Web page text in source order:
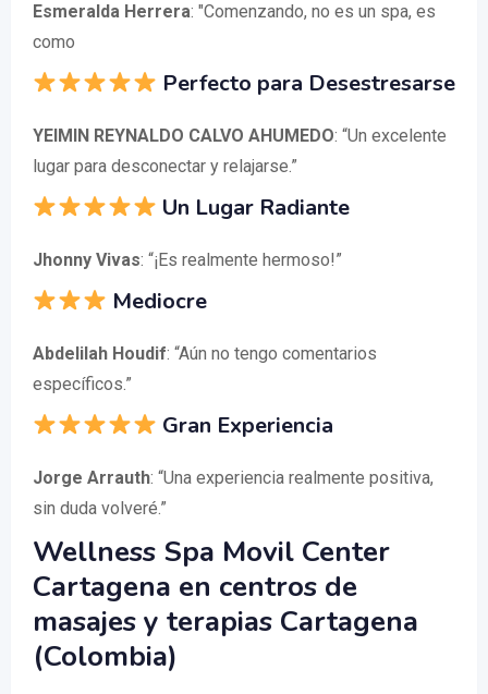
Esmeralda Herrera: "Comenzando, no es un spa, es
como
Perfecto para Desestresarse
YEIMIN REYNALDO CALVO AHUMEDO: “Un excelente
lugar para desconectar y relajarse.”
Un Lugar Radiante
Jhonny Vivas: “¡Es realmente hermoso!”
Mediocre
Abdelilah Houdif: “Aún no tengo comentarios
específicos.”
Gran Experiencia
Jorge Arrauth: “Una experiencia realmente positiva,
sin duda volveré.”
Wellness Spa Movil Center
Cartagena en centros de
masajes y terapias Cartagena
(Colombia)